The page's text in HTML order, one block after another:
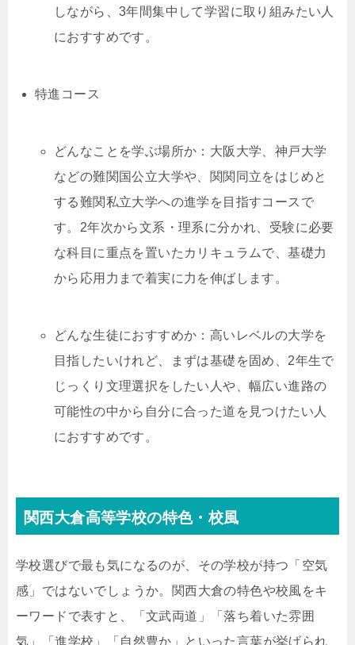
しながら、3年間集中して学習に取り組みたい人
におすすめです。
特進コース
どんなことを学ぶ場所か：大阪大学、神戸大学
などの難関国公立大学や、関関同立をはじめと
する難関私立大学への進学を目指すコースで
す。2年次から文系・理系に分かれ、受験に必要
な科目に重点を置いたカリキュラムで、基礎力
から応用力まで着実に力を伸ばします。
どんな生徒におすすめか：高いレベルの大学を
目指したいけれど、まずは基礎を固め、2年生で
じっくり文理選択をしたい人や、幅広い進路の
可能性の中から自分に合った道を見つけたい人
におすすめです。
関西大倉高等学校の特色・校風
学校選びで最も気になるのが、その学校が持つ「空気
感」ではないでしょうか。関西大倉の特色や校風をキ
ーワードで表すと、「文武両道」「落ち着いた雰囲
気」「進学校」「自然豊か」といった言葉が挙げられ